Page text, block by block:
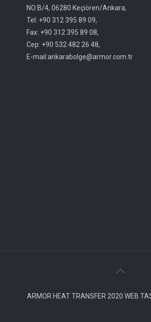
NO:B/4, 06280 Keçiören/Ankara,
Tel: +90 312 395 89 09,
Fax: +90 312 395 89 08,
Cep: +90 532 482 26 48,
E-mail:ankarabolge@armor.com.tr
ARMOR HEAT TRANSFER 2020 WEB